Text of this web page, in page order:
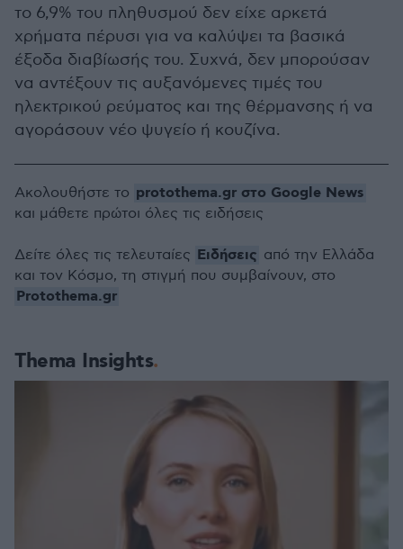
το 6,9% του πληθυσμού δεν είχε αρκετά
χρήματα πέρυσι για να καλύψει τα βασικά
έξοδα διαβίωσής του. Συχνά, δεν μπορούσαν
να αντέξουν τις αυξανόμενες τιμές του
ηλεκτρικού ρεύματος και της θέρμανσης ή να
αγοράσουν νέο ψυγείο ή κουζίνα.
Thema Insights
Ακολουθήστε το protothema.gr στο Google News
και μάθετε πρώτοι όλες τις ειδήσεις
Δείτε όλες τις τελευταίες Ειδήσεις από την Ελλάδα
και τον Κόσμο, τη στιγμή που συμβαίνουν, στο
Protothema.gr